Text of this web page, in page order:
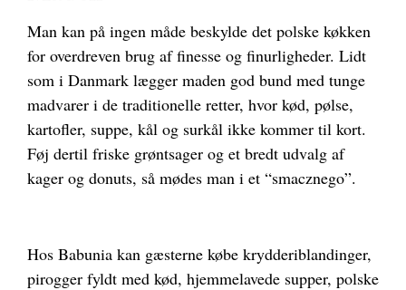
Man kan på ingen måde beskylde det polske køkken
for overdreven brug af finesse og finurligheder. Lidt
som i Danmark lægger maden god bund med tunge
madvarer i de traditionelle retter, hvor kød, pølse,
kartofler, suppe, kål og surkål ikke kommer til kort.
Føj dertil friske grøntsager og et bredt udvalg af
kager og donuts, så mødes man i et “smacznego”.
Hos Babunia kan gæsterne købe krydderiblandinger,
pirogger fyldt med kød, hjemmelavede supper, polske